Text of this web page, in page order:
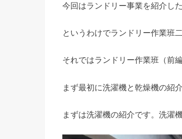
今回はランドリー事業を紹介し
というわけでランドリー作業班
それではランドリー作業班（前
まず最初に洗濯機と乾燥機の紹介
まずは洗濯機の紹介です。洗濯